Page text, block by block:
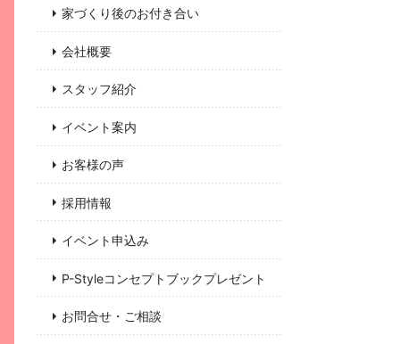
家づくり後のお付き合い
会社概要
スタッフ紹介
イベント案内
お客様の声
採用情報
イベント申込み
P-Styleコンセプトブックプレゼント
お問合せ・ご相談